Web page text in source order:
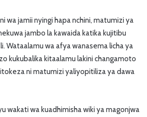
wa jamii nyingi hapa nchini, matumizi ya
jambo la kawaida katika kujitibu
Wataalamu wa afya wanasema licha ya
kukubalika kitaalamu lakini changamoto
ni matumizi yaliyopitiliza ya dawa
wakati wa kuadhimisha wiki ya magonjwa